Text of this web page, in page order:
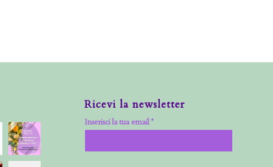
Ricevi la newsletter
Inserisci la tua email *